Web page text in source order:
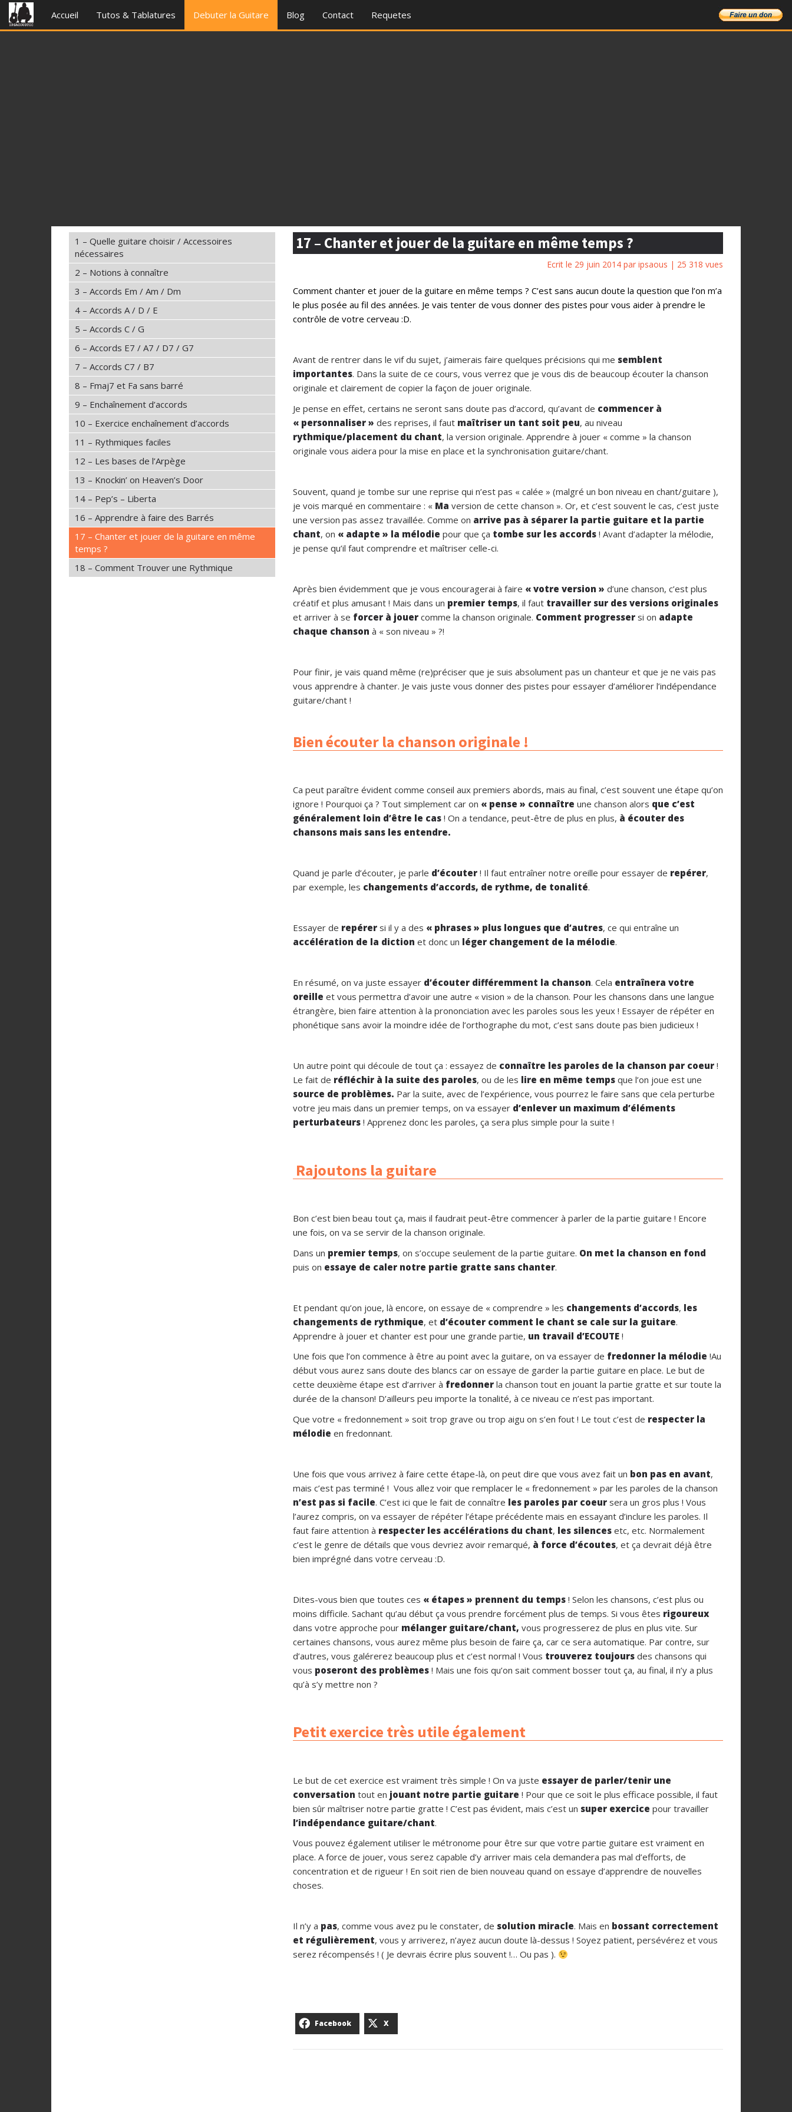
Accueil Tutos & Tablatures Debuter la Guitare Blog Contact Requetes
1 – Quelle guitare choisir / Accessoires
nécessaires
2 – Notions à connaître
3 – Accords Em / Am / Dm
4 – Accords A / D / E
5 – Accords C / G
6 – Accords E7 / A7 / D7 / G7
7 – Accords C7 / B7
8 – Fmaj7 et Fa sans barré
9 – Enchaînement d’accords
10 – Exercice enchaînement d’accords
11 – Rythmiques faciles
12 – Les bases de l’Arpège
13 – Knockin’ on Heaven’s Door
14 – Pep’s – Liberta
16 – Apprendre à faire des Barrés
17 – Chanter et jouer de la guitare en même
temps ?
18 – Comment Trouver une Rythmique
17 – Chanter et jouer de la guitare en même temps ?
Ecrit le 29 juin 2014 par ipsaous | 25 318 vues
Comment chanter et jouer de la guitare en même temps ? C’est sans aucun doute la question que l’on m’a
le plus posée au fil des années. Je vais tenter de vous donner des pistes pour vous aider à prendre le
contrôle de votre cerveau :D.
Avant de rentrer dans le vif du sujet, j’aimerais faire quelques précisions qui me semblent
importantes. Dans la suite de ce cours, vous verrez que je vous dis de beaucoup écouter la chanson
originale et clairement de copier la façon de jouer originale.
Je pense en effet, certains ne seront sans doute pas d’accord, qu’avant de commencer à
« personnaliser » des reprises, il faut maîtriser un tant soit peu, au niveau
rythmique/placement du chant, la version originale. Apprendre à jouer « comme » la chanson
originale vous aidera pour la mise en place et la synchronisation guitare/chant.
Souvent, quand je tombe sur une reprise qui n’est pas « calée » (malgré un bon niveau en chant/guitare ),
je vois marqué en commentaire : « Ma version de cette chanson ». Or, et c’est souvent le cas, c’est juste
une version pas assez travaillée. Comme on arrive pas à séparer la partie guitare et la partie
chant, on « adapte » la mélodie pour que ça tombe sur les accords ! Avant d’adapter la mélodie,
je pense qu’il faut comprendre et maîtriser celle-ci.
Après bien évidemment que je vous encouragerai à faire « votre version » d’une chanson, c’est plus
créatif et plus amusant ! Mais dans un premier temps, il faut travailler sur des versions originales
et arriver à se forcer à jouer comme la chanson originale. Comment progresser si on adapte
chaque chanson à « son niveau » ?!
Pour finir, je vais quand même (re)préciser que je suis absolument pas un chanteur et que je ne vais pas
vous apprendre à chanter. Je vais juste vous donner des pistes pour essayer d’améliorer l’indépendance
guitare/chant !
Bien écouter la chanson originale !
Ca peut paraître évident comme conseil aux premiers abords, mais au final, c’est souvent une étape qu’on
ignore ! Pourquoi ça ? Tout simplement car on « pense » connaître une chanson alors que c’est
généralement loin d’être le cas ! On a tendance, peut-être de plus en plus, à écouter des
chansons mais sans les entendre.
Quand je parle d’écouter, je parle d’écouter ! Il faut entraîner notre oreille pour essayer de repérer,
par exemple, les changements d’accords, de rythme, de tonalité.
Essayer de repérer si il y a des « phrases » plus longues que d’autres, ce qui entraîne un
accélération de la diction et donc un léger changement de la mélodie.
En résumé, on va juste essayer d’écouter différemment la chanson. Cela entraînera votre
oreille et vous permettra d’avoir une autre « vision » de la chanson. Pour les chansons dans une langue
étrangère, bien faire attention à la prononciation avec les paroles sous les yeux ! Essayer de répéter en
phonétique sans avoir la moindre idée de l’orthographe du mot, c’est sans doute pas bien judicieux !
Un autre point qui découle de tout ça : essayez de connaître les paroles de la chanson par coeur !
Le fait de réfléchir à la suite des paroles, ou de les lire en même temps que l’on joue est une
source de problèmes. Par la suite, avec de l’expérience, vous pourrez le faire sans que cela perturbe
votre jeu mais dans un premier temps, on va essayer d’enlever un maximum d’éléments
perturbateurs ! Apprenez donc les paroles, ça sera plus simple pour la suite !
Rajoutons la guitare
Bon c’est bien beau tout ça, mais il faudrait peut-être commencer à parler de la partie guitare ! Encore
une fois, on va se servir de la chanson originale.
Dans un premier temps, on s’occupe seulement de la partie guitare. On met la chanson en fond
puis on essaye de caler notre partie gratte sans chanter.
Et pendant qu’on joue, là encore, on essaye de « comprendre » les changements d’accords, les
changements de rythmique, et d’écouter comment le chant se cale sur la guitare.
Apprendre à jouer et chanter est pour une grande partie, un travail d’ECOUTE !
Une fois que l’on commence à être au point avec la guitare, on va essayer de fredonner la mélodie !Au
début vous aurez sans doute des blancs car on essaye de garder la partie guitare en place. Le but de
cette deuxième étape est d’arriver à fredonner la chanson tout en jouant la partie gratte et sur toute la
durée de la chanson! D’ailleurs peu importe la tonalité, à ce niveau ce n’est pas important.
Que votre « fredonnement » soit trop grave ou trop aigu on s’en fout ! Le tout c’est de respecter la
mélodie en fredonnant.
Une fois que vous arrivez à faire cette étape-là, on peut dire que vous avez fait un bon pas en avant,
mais c’est pas terminé ! Vous allez voir que remplacer le « fredonnement » par les paroles de la chanson
n’est pas si facile. C’est ici que le fait de connaître les paroles par coeur sera un gros plus ! Vous
l’aurez compris, on va essayer de répéter l’étape précédente mais en essayant d’inclure les paroles. Il
faut faire attention à respecter les accélérations du chant, les silences etc, etc. Normalement
c’est le genre de détails que vous devriez avoir remarqué, à force d’écoutes, et ça devrait déjà être
bien imprégné dans votre cerveau :D.
Dites-vous bien que toutes ces « étapes » prennent du temps ! Selon les chansons, c’est plus ou
moins difficile. Sachant qu’au début ça vous prendre forcément plus de temps. Si vous êtes rigoureux
dans votre approche pour mélanger guitare/chant, vous progresserez de plus en plus vite. Sur
certaines chansons, vous aurez même plus besoin de faire ça, car ce sera automatique. Par contre, sur
d’autres, vous galérerez beaucoup plus et c’est normal ! Vous trouverez toujours des chansons qui
vous poseront des problèmes ! Mais une fois qu’on sait comment bosser tout ça, au final, il n’y a plus
qu’à s’y mettre non ?
Petit exercice très utile également
Le but de cet exercice est vraiment très simple ! On va juste essayer de parler/tenir une
conversation tout en jouant notre partie guitare ! Pour que ce soit le plus efficace possible, il faut
bien sûr maîtriser notre partie gratte ! C’est pas évident, mais c’est un super exercice pour travailler
l’indépendance guitare/chant.
Vous pouvez également utiliser le métronome pour être sur que votre partie guitare est vraiment en
place. A force de jouer, vous serez capable d’y arriver mais cela demandera pas mal d’efforts, de
concentration et de rigueur ! En soit rien de bien nouveau quand on essaye d’apprendre de nouvelles
choses.
Il n’y a pas, comme vous avez pu le constater, de solution miracle. Mais en bossant correctement
et régulièrement, vous y arriverez, n’ayez aucun doute là-dessus ! Soyez patient, persévérez et vous
serez récompensés ! ( Je devrais écrire plus souvent !… Ou pas ).
Facebook X